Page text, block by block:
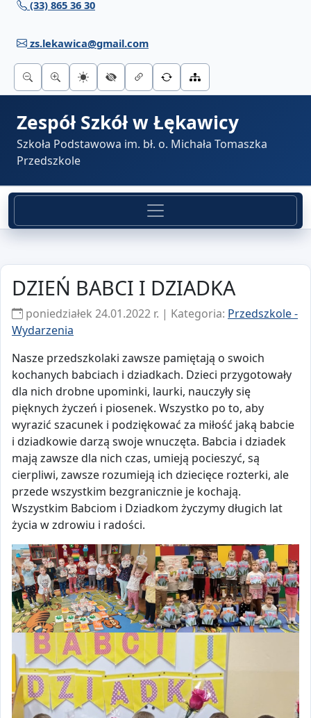
Przejdź do treści
(33) 865 36 30
zs.lekawica@gmail.com
Zespół Szkół w Łękawicy
Szkoła Podstawowa im. bł. o. Michała Tomaszka
Przedszkole
DZIEŃ BABCI I DZIADKA
poniedziałek 24.01.2022 r. | Kategoria: Przedszkole -
Wydarzenia
Nasze przedszkolaki zawsze pamiętają o swoich
kochanych babciach i dziadkach. Dzieci przygotowały
dla nich drobne upominki, laurki, nauczyły się
pięknych życzeń i piosenek. Wszystko po to, aby
wyrazić szacunek i podziękować za miłość jaką babcie
i dziadkowie darzą swoje wnuczęta. Babcia i dziadek
mają zawsze dla nich czas, umieją pocieszyć, są
cierpliwi, zawsze rozumieją ich dziecięce rozterki, ale
przede wszystkim bezgranicznie je kochają.
Wszystkim Babciom i Dziadkom życzymy długich lat
życia w zdrowiu i radości.